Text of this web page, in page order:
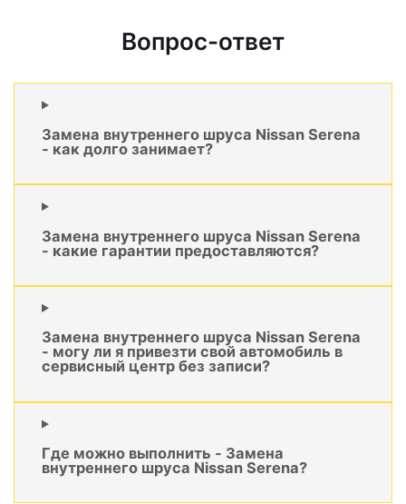
Вопрос-ответ
Замена внутреннего шруса Nissan Serena
- как долго занимает?
Замена внутреннего шруса Nissan Serena
- какие гарантии предоставляются?
Замена внутреннего шруса Nissan Serena
- могу ли я привезти свой автомобиль в
сервисный центр без записи?
Где можно выполнить - Замена
внутреннего шруса Nissan Serena?